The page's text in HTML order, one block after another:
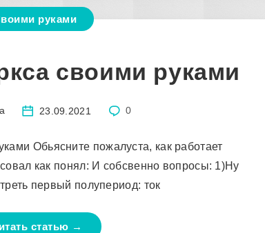
руками
своими руками
23.09.2021 0
Обьясните пожалуста, как работает
как понял: И собсвенно вопросы: 1)Ну
первый полупериод: ток
статью →